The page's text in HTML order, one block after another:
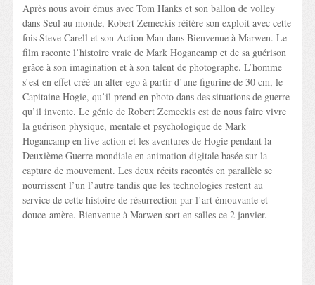
Après nous avoir émus avec Tom Hanks et son ballon de volley
dans Seul au monde, Robert Zemeckis réitère son exploit avec cette
fois Steve Carell et son Action Man dans Bienvenue à Marwen. Le
film raconte l’histoire vraie de Mark Hogancamp et de sa guérison
grâce à son imagination et à son talent de photographe. L’homme
s’est en effet créé un alter ego à partir d’une figurine de 30 cm, le
Capitaine Hogie, qu’il prend en photo dans des situations de guerre
qu’il invente. Le génie de Robert Zemeckis est de nous faire vivre
la guérison physique, mentale et psychologique de Mark
Hogancamp en live action et les aventures de Hogie pendant la
Deuxième Guerre mondiale en animation digitale basée sur la
capture de mouvement. Les deux récits racontés en parallèle se
nourrissent l’un l’autre tandis que les technologies restent au
service de cette histoire de résurrection par l’art émouvante et
douce-amère. Bienvenue à Marwen sort en salles ce 2 janvier.